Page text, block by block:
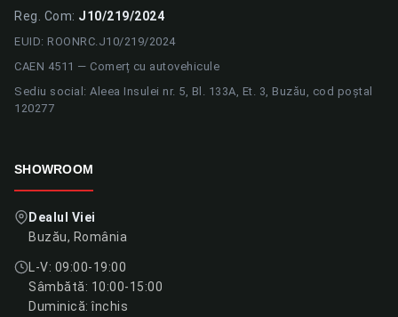
Reg. Com: J10/219/2024
EUID: ROONRC.J10/219/2024
CAEN 4511 — Comerț cu autovehicule
Sediu social: Aleea Insulei nr. 5, Bl. 133A, Et. 3, Buzău, cod poștal
120277
SHOWROOM
Dealul Viei
Buzău, România
L-V: 09:00-19:00
Sâmbătă: 10:00-15:00
Duminică: închis